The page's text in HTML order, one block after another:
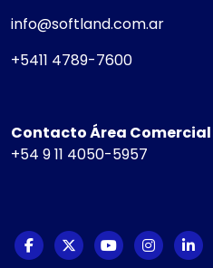
info@softland.com.ar
+5411 4789-7600
Contacto Área Comercial
+54 9 11 4050-5957